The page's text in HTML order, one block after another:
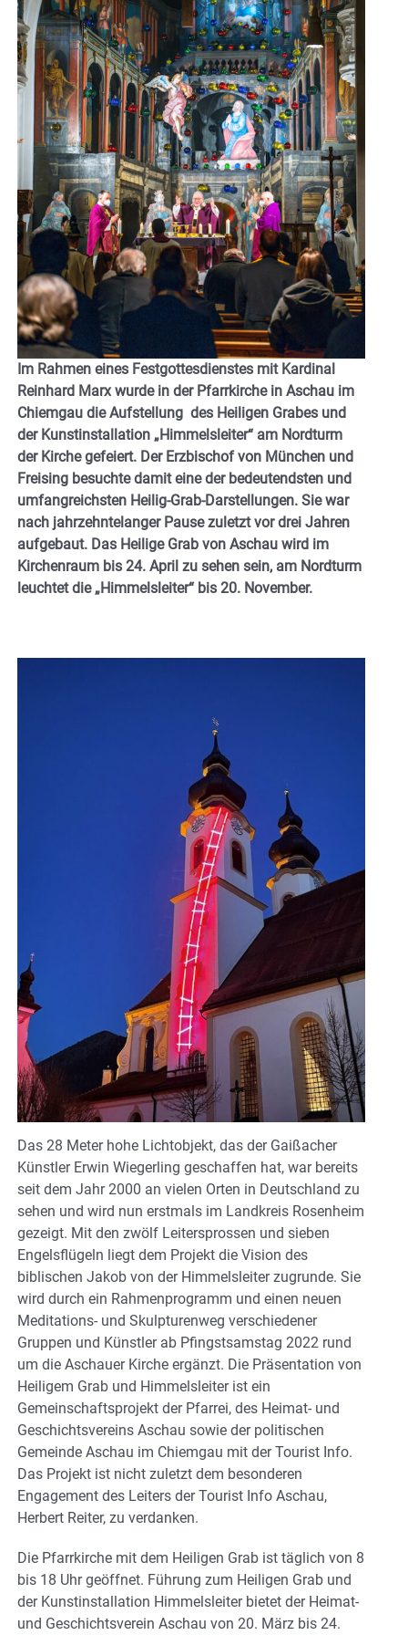
Im Rahmen eines Festgottesdienstes mit Kardinal
Reinhard Marx wurde in der Pfarrkirche in Aschau im
Chiemgau die Aufstellung des Heiligen Grabes und
der Kunstinstallation „Himmelsleiter“ am Nordturm
der Kirche gefeiert. Der Erzbischof von München und
Freising besuchte damit eine der bedeutendsten und
umfangreichsten Heilig-Grab-Darstellungen. Sie war
nach jahrzehntelanger Pause zuletzt vor drei Jahren
aufgebaut. Das Heilige Grab von Aschau wird im
Kirchenraum bis 24. April zu sehen sein, am Nordturm
leuchtet die „Himmelsleiter“ bis 20. November.
Das 28 Meter hohe Lichtobjekt, das der Gaißacher
Künstler Erwin Wiegerling geschaffen hat, war bereits
seit dem Jahr 2000 an vielen Orten in Deutschland zu
sehen und wird nun erstmals im Landkreis Rosenheim
gezeigt. Mit den zwölf Leitersprossen und sieben
Engelsflügeln liegt dem Projekt die Vision des
biblischen Jakob von der Himmelsleiter zugrunde. Sie
wird durch ein Rahmenprogramm und einen neuen
Meditations- und Skulpturenweg verschiedener
Gruppen und Künstler ab Pfingstsamstag 2022 rund
um die Aschauer Kirche ergänzt. Die Präsentation von
Heiligem Grab und Himmelsleiter ist ein
Gemeinschaftsprojekt der Pfarrei, des Heimat- und
Geschichtsvereins Aschau sowie der politischen
Gemeinde Aschau im Chiemgau mit der Tourist Info.
Das Projekt ist nicht zuletzt dem besonderen
Engagement des Leiters der Tourist Info Aschau,
Herbert Reiter, zu verdanken.
Die Pfarrkirche mit dem Heiligen Grab ist täglich von 8
bis 18 Uhr geöffnet. Führung zum Heiligen Grab und
der Kunstinstallation Himmelsleiter bietet der Heimat-
und Geschichtsverein Aschau von 20. März bis 24.